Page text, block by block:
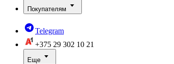
Покупателям
Telegram
+375 29 302 10 21
Еще